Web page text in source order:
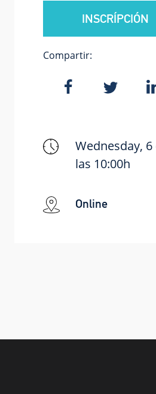
INSCRÍPCIÓN
Compartir:
Wednesday,
las 10:00h
Online